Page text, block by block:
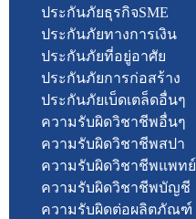
ประกันภัยธุรกิจSME
ประกันภัยทางการเงิน
ประกันภัยที่อยู่อาศัย
ประกันภัยการก่อสร้าง
ประกันภัยเบ็ดเตล็ดอื่นๆ
ความรับผิดวิชาชีพอื่นๆ
ความรับผิดวิชาชีพสปา
ความรับผิดวิชาชีพแพทย์
ความรับผิดวิชาชีพบัญชี
ความรับผิดต่อผลิตภัณฑ์